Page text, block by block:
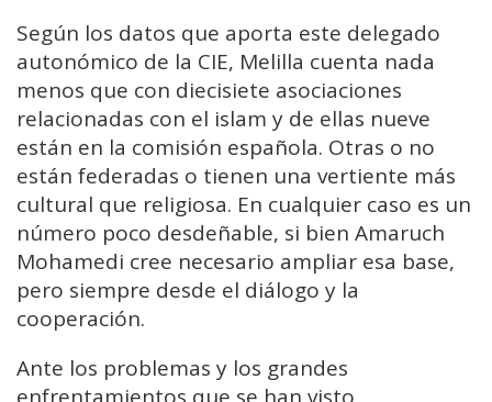
Según los datos que aporta este delegado
autonómico de la CIE, Melilla cuenta nada
menos que con diecisiete asociaciones
relacionadas con el islam y de ellas nueve
están en la comisión española. Otras o no
están federadas o tienen una vertiente más
cultural que religiosa. En cualquier caso es un
número poco desdeñable, si bien Amaruch
Mohamedi cree necesario ampliar esa base,
pero siempre desde el diálogo y la
cooperación.
Ante los problemas y los grandes